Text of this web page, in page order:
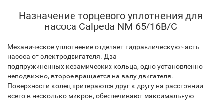
Назначение торцевого уплотнения для
насоса Calpeda NM 65/16B/C
Механическое уплотнение отделяет гидравлическую часть
насоса от электродвигателя. Два
подпружиненных керамических кольца, одно установленно
неподвижно, второе вращается на валу двигателя.
Поверхности колец притераются друг к другу на расстоянии
всего в несколько микрон, обеспечивают максимальную